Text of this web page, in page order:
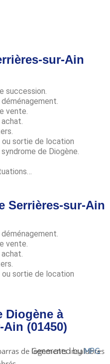
sur-Ain
succession.
déménagement.
vente.
achat.
sortie de location
syndrome de Diogène.
Serrières-sur-Ain
déménagement.
vente.
achat.
sortie de location
Diogène à
(01450)
de logements insalubres
Generated byMPG